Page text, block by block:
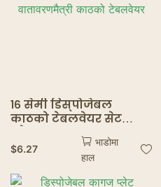
१६ सेमी डिस्पोजेबल
काठको टेबलवेयर सेट
फोर्क चम्चा चक्कु
पार्टीहरू विवाह क्याफेहरू
वातावरणमैत्री काठको
टेबलवेयर
$6.27
भाडोमा
हाल